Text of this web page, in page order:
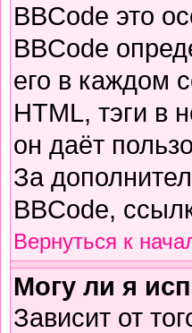
BBCode это
BBCode
его в каждом
HTML, тэги в
он даёт
За
BBCode,
Вернуться к
Могу ли я
Зависит от